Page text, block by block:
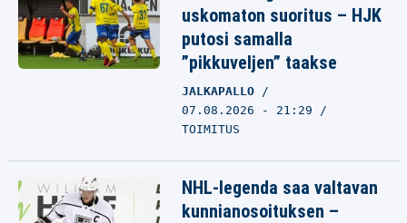
uskomaton suoritus – HJK
putosi samalla
”pikkuveljen” taakse
JALKAPALLO
07.08.2026 - 21:29
TOIMITUS
NHL-legenda saa valtavan
kunnianosoituksen –